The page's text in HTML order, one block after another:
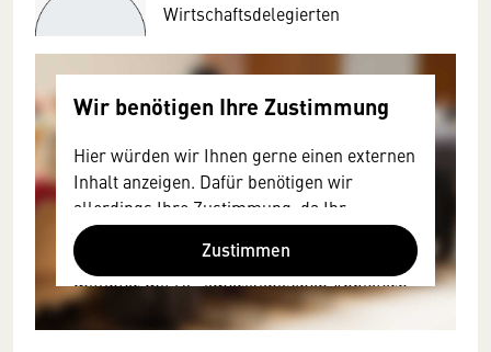
Wirtschaftsdelegierten
Wir benötigen Ihre Zustimmung
Hier würden wir Ihnen gerne einen externen
Inhalt anzeigen. Dafür benötigen wir
allerdings Ihre Zustimmung, da Ihr
Browser personenbezogene technische
Daten zu Geräten und Nutzerverhalten
mitunter mit US-amerikanischen Anbietern
austauscht.
Zustimmen